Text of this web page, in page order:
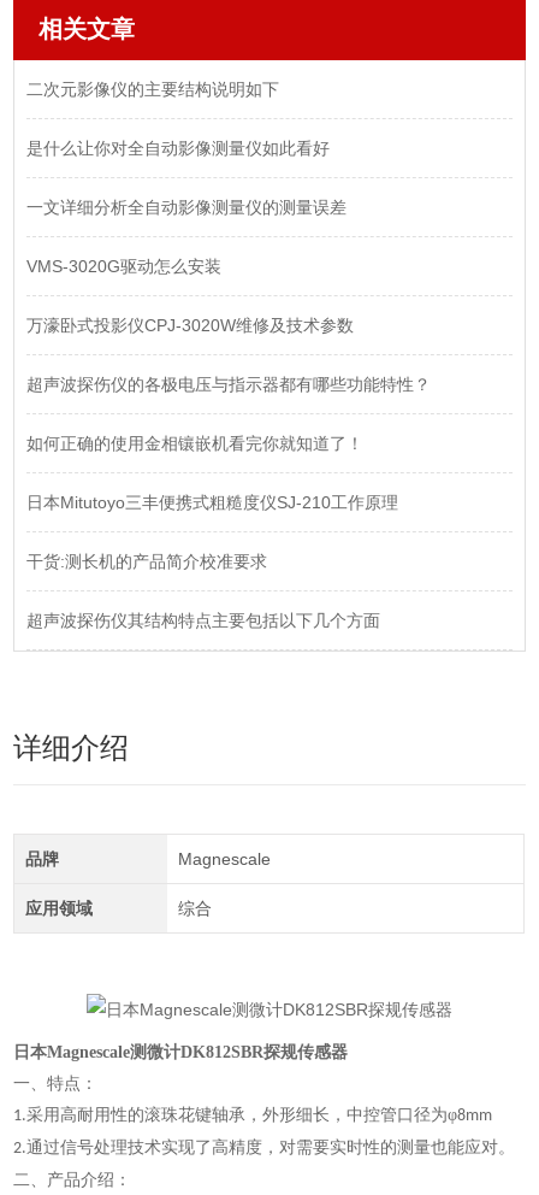
相关文章
二次元影像仪的主要结构说明如下
是什么让你对全自动影像测量仪如此看好
一文详细分析全自动影像测量仪的测量误差
VMS-3020G驱动怎么安装
万濠卧式投影仪CPJ-3020W维修及技术参数
超声波探伤仪的各极电压与指示器都有哪些功能特性？
如何正确的使用金相镶嵌机看完你就知道了！
日本Mitutoyo三丰便携式粗糙度仪SJ-210工作原理
干货:测长机的产品简介校准要求
超声波探伤仪其结构特点主要包括以下几个方面
详细介绍
品牌 Magnescale
应用领域 综合
日本Magnescale测微计DK812SBR探规传感器
一、特点：
1.采用高耐用性的滚珠花键轴承，外形细长，中控管口径为φ8mm
2.通过信号处理技术实现了高精度，对需要实时性的测量也能应对。
二、产品介绍：